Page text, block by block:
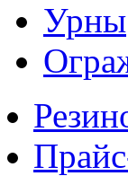
Урны